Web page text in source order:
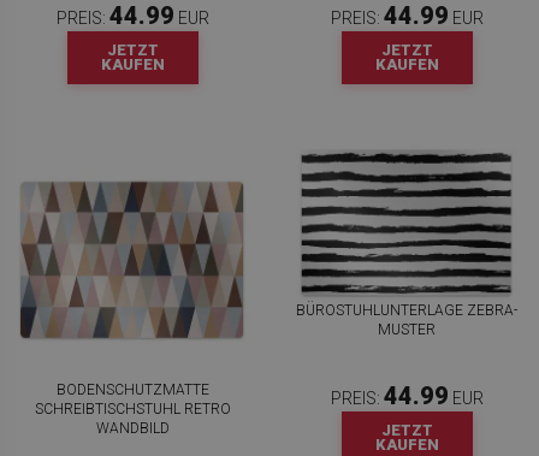
PREIS: 44.99 EUR
JETZT
KAUFEN
PREIS: 44.99 EUR
JETZT
KAUFEN
BODENSCHUTZMATTE
SCHREIBTISCHSTUHL RETRO
WANDBILD
BÜROSTUHLUNTERLAGE ZEBRA-
MUSTER
PREIS: 44.99 EUR
JETZT
KAUFEN